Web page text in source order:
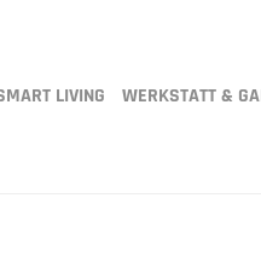
LIVING WERKSTATT &